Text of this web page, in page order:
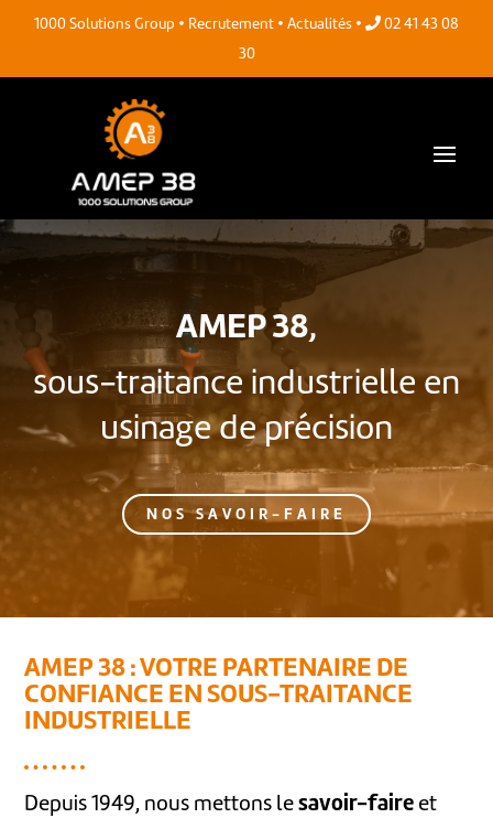
1000 Solutions Group • Recrutement • Actualités •
02 41 43 08
30
AMEP 38,
sous-traitance industrielle en
usinage de précision
NOS SAVOIR-FAIRE
AMEP 38 : VOTRE PARTENAIRE DE
CONFIANCE EN SOUS-TRAITANCE
INDUSTRIELLE
Depuis 1949, nous mettons lesavoir-faire et